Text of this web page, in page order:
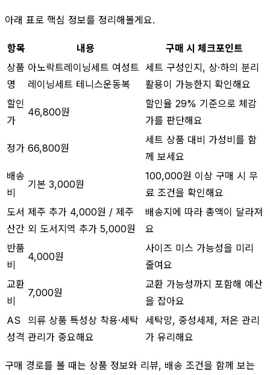
아래 표로 핵심 정보를 정리해볼게요.
항목 내용
구매 시 체크포인트
상품
명
아노락트레이닝세트 여성트
레이닝세트 테니스운동복
세트 구성인지, 상·하의 분리
활용이 가능한지 확인해요
할인
가
46,800원
할인율 29% 기준으로 체감
가를 판단해요
정가 66,800원
세트 상품 대비 가성비를 함
께 보세요
배송
비
기본 3,000원
100,000원 이상 구매 시 무
료 조건을 확인해요
도서
산간
제주 추가 4,000원 / 제주
외 도서지역 추가 5,000원
배송지에 따라 총액이 달라져
요
반품
비
4,000원
사이즈 미스 가능성을 미리
줄여요
교환
비
7,000원
교환 가능성까지 포함해 예산
을 잡아요
AS
성격
의류 상품 특성상 착용·세탁
관리가 중요해요
세탁망, 중성세제, 저온 관리
가 유리해요
구매 경로를 볼 때는 상품 정보와 리뷰, 배송 조건을 함께 보는